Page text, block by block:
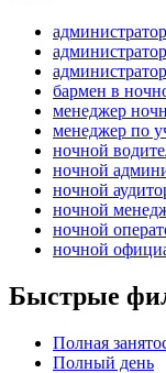
бармен в
менеджер
менеджер по
ночной
ночной
ночной
ночной
ночной
ночной
Быстрые
Полная
Полный день